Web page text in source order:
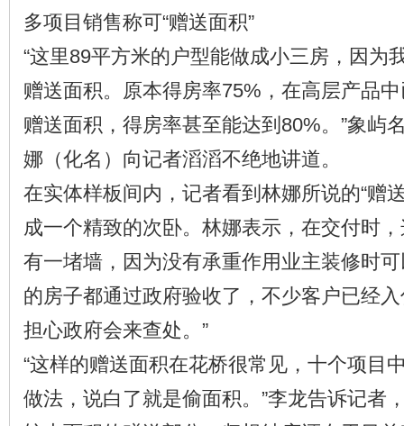
多项目销售称可“赠送面积”
“这里89平方米的户型能做成小三房，因为
赠送面积。原本得房率75%，在高层产品
赠送面积，得房率甚至能达到80%。”象屿
娜（化名）向记者滔滔不绝地讲道。
在实体样板间内，记者看到林娜所说的“赠
成一个精致的次卧。林娜表示，在交付时，
有一堵墙，因为没有承重作用业主装修时
的房子都通过政府验收了，不少客户已经
担心政府会来查处。”
“这样的赠送面积在花桥很常见，十个项目
做法，说白了就是偷面积。”李龙告诉记者